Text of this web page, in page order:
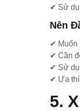
✔ Sử
Nên
✔ Muốn
✔ Cần
✔ Sử
✔ Ưa
5.